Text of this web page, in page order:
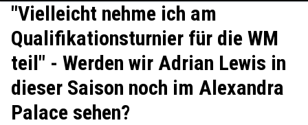
"Vielleicht nehme ich am
Qualifikationsturnier für die WM
teil" - Werden wir Adrian Lewis in
dieser Saison noch im Alexandra
Palace sehen?